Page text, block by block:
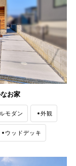
お家
モダン 外観
ウッドデッキ